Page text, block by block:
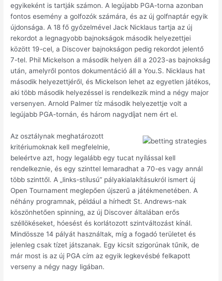
egyikeként is tartják számon. A legújabb PGA-torna azonban
fontos esemény a golfozók számára, és az új golfnaptár egyik
újdonsága. A 18 fő győzelmével Jack Nicklaus tartja az új
rekordot a legnagyobb bajnokságok második helyezettjei
között 19-cel, a Discover bajnokságon pedig rekordot jelentő
7-tel. Phil Mickelson a második helyen áll a 2023-as bajnokság
után, amelyről pontos dokumentáció áll a You.S. Nicklaus hat
második helyezettjéről, és Mickelson lehet az egyetlen játékos,
aki több második helyezéssel is rendelkezik mind a négy major
versenyen. Arnold Palmer tíz második helyezettje volt a
legújabb PGA-tornán, és három nagydíjat nem ért el.
Az osztálynak meghatározott
kritériumoknak kell megfelelnie,
beleértve azt, hogy legalább egy tucat nyílással kell
rendelkeznie, és egy szinttel lemaradhat a 70-es vagy annál
több szinttől. A „links-stílusú” pályakialakításukról ismert új
Open Tournament meglepően újszerű a játékmenetében. A
néhány programnak, például a hírhedt St. Andrews-nak
köszönhetően spinning, az új Discover általában erős
széllökéseket, hóesést és korlátozott szintváltozást kínál.
Mindössze 14 pályát használtak, míg a fogadó területet és
jelenleg csak tízet játszanak. Egy kicsit szigorúnak tűnik, de
már most is az új PGA cím az egyik legkevésbé felkapott
verseny a négy nagy ligában.